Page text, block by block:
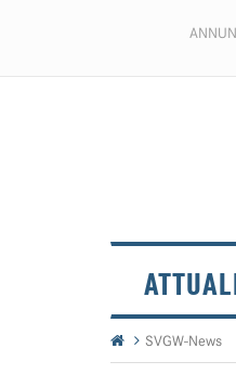
SVGW-News